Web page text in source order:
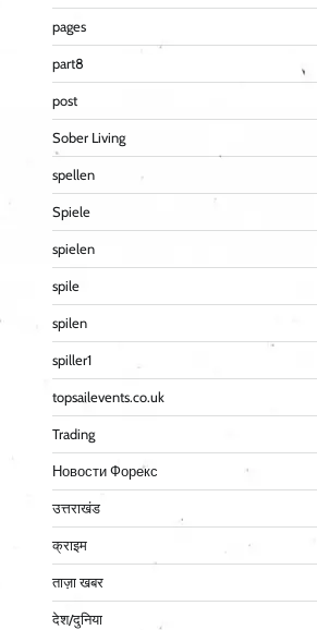
pages
part8
post
Sober Living
spellen
Spiele
spielen
spile
spilen
spiller1
topsailevents.co.uk
Trading
Новости Форекс
उत्तराखंड
क्राइम
ताज़ा खबर
देश/दुनिया